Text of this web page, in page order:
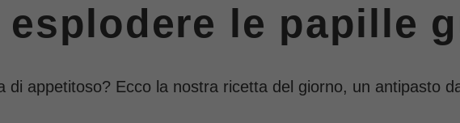
le papille
appetitoso? Ecco la nostra ricetta del giorno, un antipasto